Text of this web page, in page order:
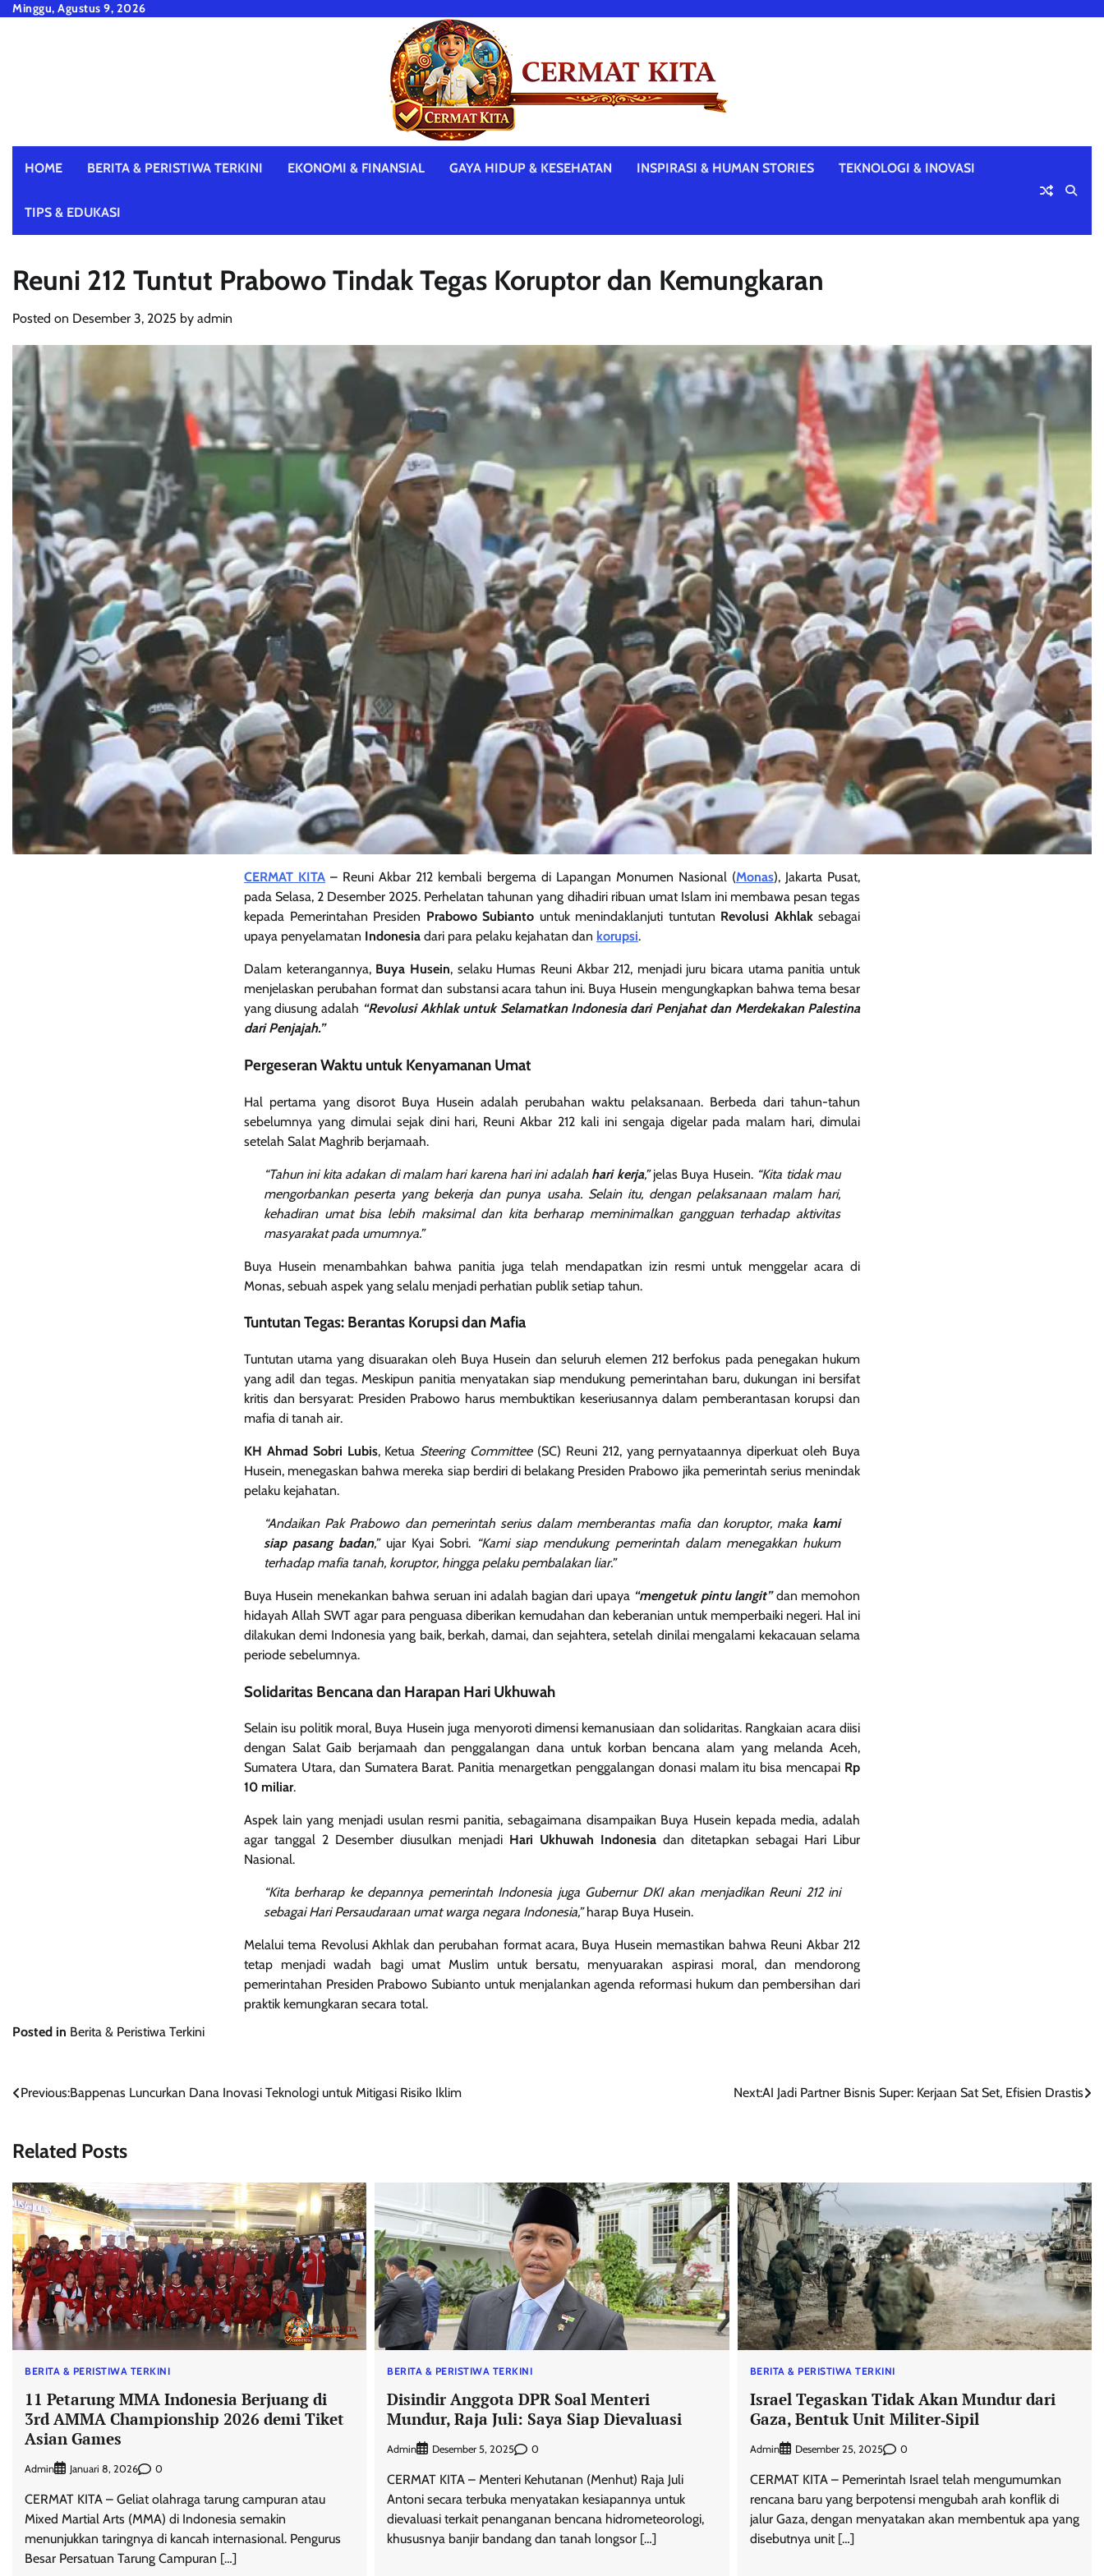
SkipMinggu, Agustus 9, 2026
HOME BERITA & PERISTIWA TERKINI EKONOMI & FINANSIAL GAYA HIDUP & KESEHATAN INSPIRASI & HUMAN STORIES TEKNOLOGI & INOVASI
TIPS & EDUKASI
Reuni 212 Tuntut Prabowo Tindak Tegas Koruptor dan Kemungkaran
Posted on Desember 3, 2025 by admin
CERMAT KITA – Reuni Akbar 212 kembali bergema di Lapangan Monumen Nasional (Monas), Jakarta Pusat,
pada Selasa, 2 Desember 2025. Perhelatan tahunan yang dihadiri ribuan umat Islam ini membawa pesan tegas
kepada Pemerintahan Presiden Prabowo Subianto untuk menindaklanjuti tuntutan Revolusi Akhlaksebagai
upaya penyelamatan Indonesia dari para pelaku kejahatan dan korupsi.
Dalam keterangannya, Buya Husein, selaku Humas Reuni Akbar 212, menjadi juru bicara utama panitia untuk
menjelaskan perubahan format dan substansi acara tahun ini. Buya Husein mengungkapkan bahwa tema besar
yang diusung adalah “Revolusi Akhlak untuk Selamatkan Indonesia dari Penjahat dan Merdekakan Palestina
dari Penjajah.”
Pergeseran Waktu untuk Kenyamanan Umat
Hal pertama yang disorot Buya Husein adalah perubahan waktu pelaksanaan. Berbeda dari tahun-tahun
sebelumnya yang dimulai sejak dini hari, Reuni Akbar 212 kali ini sengaja digelar pada malam hari, dimulai
setelah Salat Maghrib berjamaah.
“Tahun ini kita adakan di malam hari karena hari ini adalah hari kerja,”jelas Buya Husein. “Kita tidak mau
mengorbankan peserta yang bekerja dan punya usaha. Selain itu, dengan pelaksanaan malam hari,
kehadiran umat bisa lebih maksimal dan kita berharap meminimalkan gangguan terhadap aktivitas
masyarakat pada umumnya.”
Buya Husein menambahkan bahwa panitia juga telah mendapatkan izin resmi untuk menggelar acara di
Monas, sebuah aspek yang selalu menjadi perhatian publik setiap tahun.
Tuntutan Tegas: Berantas Korupsi dan Mafia
Tuntutan utama yang disuarakan oleh Buya Husein dan seluruh elemen 212 berfokus pada penegakan hukum
yang adil dan tegas. Meskipun panitia menyatakan siap mendukung pemerintahan baru, dukungan ini bersifat
kritis dan bersyarat: Presiden Prabowo harus membuktikan keseriusannya dalam pemberantasan korupsi dan
mafia di tanah air.
KH Ahmad Sobri Lubis, Ketua Steering Committee(SC) Reuni 212, yang pernyataannya diperkuat oleh Buya
Husein, menegaskan bahwa mereka siap berdiri di belakang Presiden Prabowo jika pemerintah serius menindak
pelaku kejahatan.
“Andaikan Pak Prabowo dan pemerintah serius dalam memberantas mafia dan koruptor, maka kami
siap pasang badan,”ujar Kyai Sobri. “Kami siap mendukung pemerintah dalam menegakkan hukum
terhadap mafia tanah, koruptor, hingga pelaku pembalakan liar.”
Buya Husein menekankan bahwa seruan ini adalah bagian dari upaya “mengetuk pintu langit”dan memohon
hidayah Allah SWT agar para penguasa diberikan kemudahan dan keberanian untuk memperbaiki negeri. Hal ini
dilakukan demi Indonesia yang baik, berkah, damai, dan sejahtera, setelah dinilai mengalami kekacauan selama
periode sebelumnya.
Solidaritas Bencana dan Harapan Hari Ukhuwah
Selain isu politik moral, Buya Husein juga menyoroti dimensi kemanusiaan dan solidaritas. Rangkaian acara diisi
dengan Salat Gaib berjamaah dan penggalangan dana untuk korban bencana alam yang melanda Aceh,
Sumatera Utara, dan Sumatera Barat. Panitia menargetkan penggalangan donasi malam itu bisa mencapai Rp
10 miliar.
Aspek lain yang menjadi usulan resmi panitia, sebagaimana disampaikan Buya Husein kepada media, adalah
agar tanggal 2 Desember diusulkan menjadi Hari Ukhuwah Indonesia dan ditetapkan sebagai Hari Libur
Nasional.
“Kita berharap ke depannya pemerintah Indonesia juga Gubernur DKI akan menjadikan Reuni 212 ini
sebagai Hari Persaudaraan umat warga negara Indonesia,”harap Buya Husein.
Melalui tema Revolusi Akhlak dan perubahan format acara, Buya Husein memastikan bahwa Reuni Akbar 212
tetap menjadi wadah bagi umat Muslim untuk bersatu, menyuarakan aspirasi moral, dan mendorong
pemerintahan Presiden Prabowo Subianto untuk menjalankan agenda reformasi hukum dan pembersihan dari
praktik kemungkaran secara total.
Posted in Berita & Peristiwa Terkini
Navigasi
Previous:Bappenas Luncurkan Dana Inovasi Teknologi untuk Mitigasi Risiko Iklim Next:AI Jadi Partner Bisnis Super: Kerjaan Sat Set, Efisien Drastis
Related Posts
BERITA & PERISTIWA TERKINI
11 Petarung MMA Indonesia Berjuang di
3rd AMMA Championship 2026 demi Tiket
Asian Games
Admin Januari 8, 2026 0
CERMAT KITA – Geliat olahraga tarung campuran atau
Mixed Martial Arts (MMA) di Indonesia semakin
menunjukkan taringnya di kancah internasional. Pengurus
Besar Persatuan Tarung Campuran […]
BERITA & PERISTIWA TERKINI
Disindir Anggota DPR Soal Menteri
Mundur, Raja Juli: Saya Siap Dievaluasi
Admin Desember 5, 2025 0
CERMAT KITA – Menteri Kehutanan (Menhut) Raja Juli
Antoni secara terbuka menyatakan kesiapannya untuk
dievaluasi terkait penanganan bencana hidrometeorologi,
khususnya banjir bandang dan tanah longsor […]
BERITA & PERISTIWA TERKINI
Israel Tegaskan Tidak Akan Mundur dari
Gaza, Bentuk Unit Militer‑Sipil
Admin Desember 25, 2025 0
CERMAT KITA – Pemerintah Israel telah mengumumkan
rencana baru yang berpotensi mengubah arah konflik di
jalur Gaza, dengan menyatakan akan membentuk apa yang
disebutnya unit […]